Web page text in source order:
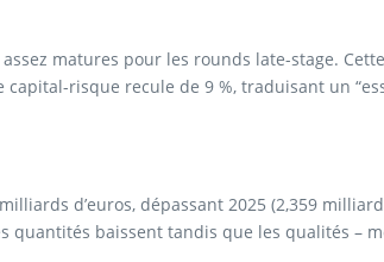
matures pour les rounds late-stage.
risque recule de 9 %, traduisant un
d’euros, dépassant 2025 (2,359
quantités baissent tandis que les qualités –